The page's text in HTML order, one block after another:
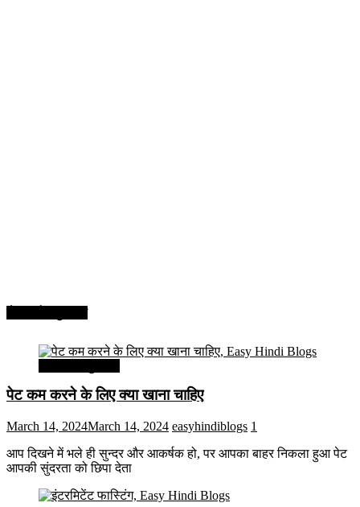
पेट कम करने के लिए क्या खाना चाहिए
March 14, 2024March 14, 2024 easyhindiblogs 1
आप दिखने में भले ही सुन्दर और आकर्षक हो, पर आपका बाहर निकला हुआ पेट
आपकी सुंदरता को छिपा देता